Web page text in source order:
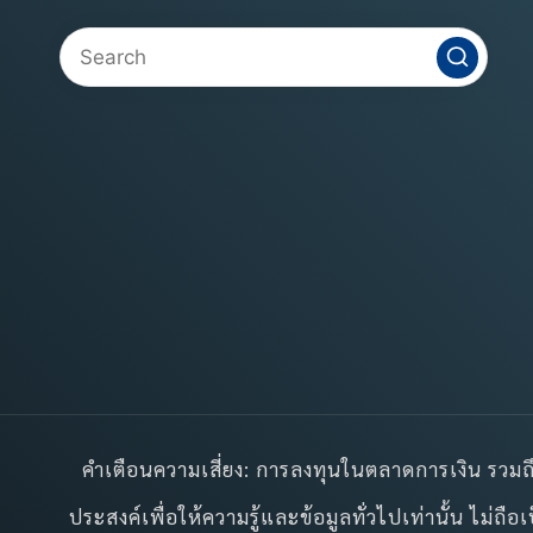
คำเตือนความเสี่ยง: การลงทุนในตลาดการเงิน ร
ประสงค์เพื่อให้ความรู้และข้อมูลทั่วไปเท่านั้น ไม่ถื